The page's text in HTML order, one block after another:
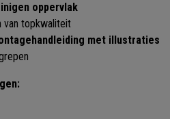
oppervlak
van topkwaliteit
met illustraties